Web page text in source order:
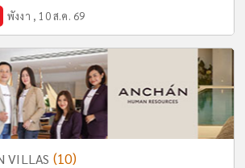
พังงา , 10 ส.ค. 69
VILLAS (10)